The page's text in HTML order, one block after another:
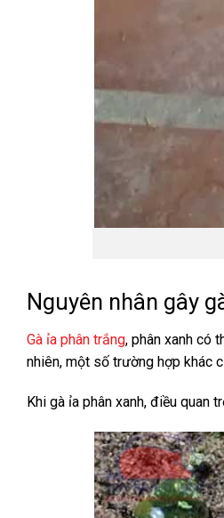
Nguyên nhân gây
Gà ỉa phân trắng, phân xanh có
nhiên, một số trường hợp khác
Khi gà ỉa phân xanh, điều quan